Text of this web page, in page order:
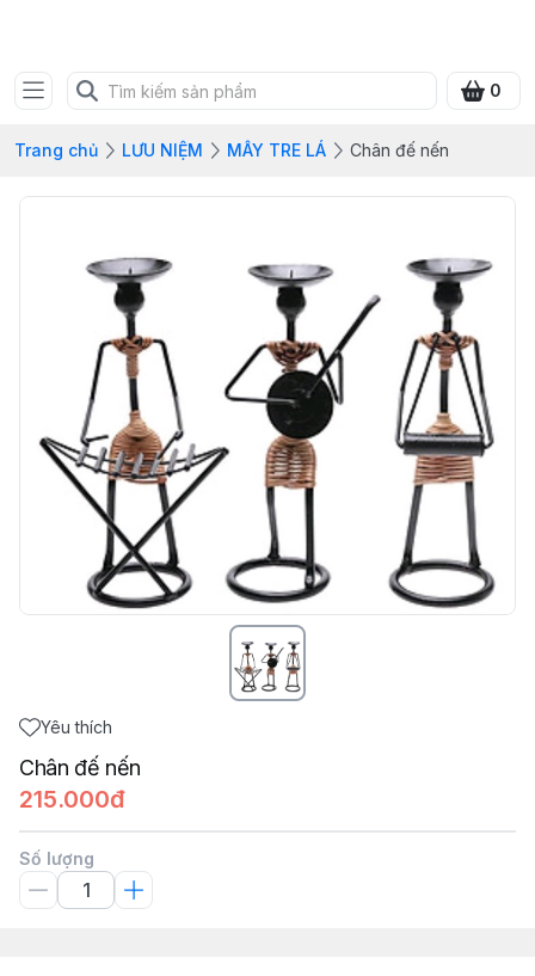
0
Trang chủ LƯU NIỆM MÂY TRE LÁ Chân đế nến
Yêu thích
Chân đế nến
215.000đ
Số lượng